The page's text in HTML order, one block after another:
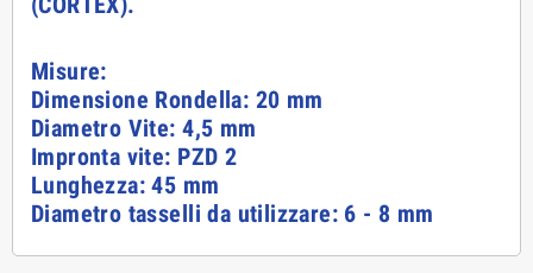
Misure:
Dimensione Rondella: 20 mm
Diametro Vite: 4,5 mm
Impronta vite: PZD 2
Lunghezza: 45 mm
Diametro tasselli da utilizzare: 6 - 8 mm